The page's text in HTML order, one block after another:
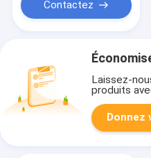
Contactez
Laissez-
produits
Donnez